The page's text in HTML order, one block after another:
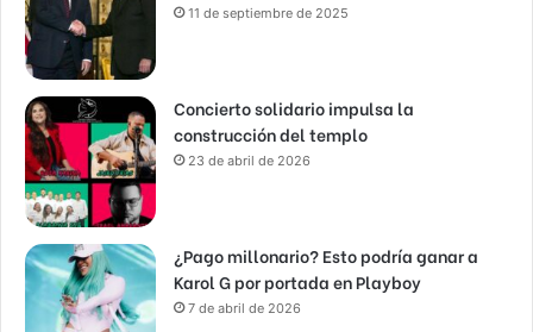
11 de septiembre de 2025
Concierto solidario impulsa la
construcción del templo
23 de abril de 2026
¿Pago millonario? Esto podría ganar a
Karol G por portada en Playboy
7 de abril de 2026